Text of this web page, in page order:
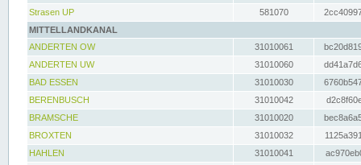
Strasen UP
581070
MITTELLANDKANAL
ANDERTEN OW
31010061
ANDERTEN UW
31010060
BAD ESSEN
31010030
BERENBUSCH
31010042
BRAMSCHE
31010020
BROXTEN
31010032
HAHLEN
31010041